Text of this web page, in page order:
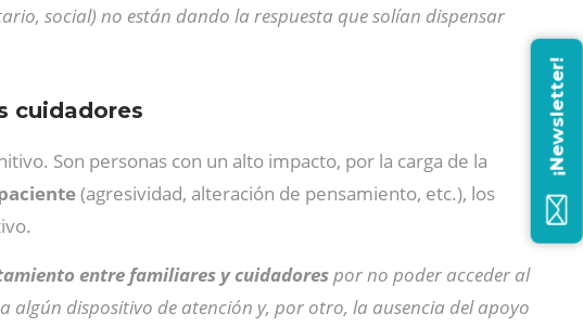
social) no están dando la respuesta que solían dispensar
cuidadores
Son personas con un alto impacto, por la carga de la
(agresividad, alteración de pensamiento, etc.), los
entre familiares y cuidadorespor no poder acceder al
algún dispositivo de atención y, por otro, la ausencia del apoyo
¡Newsletter!